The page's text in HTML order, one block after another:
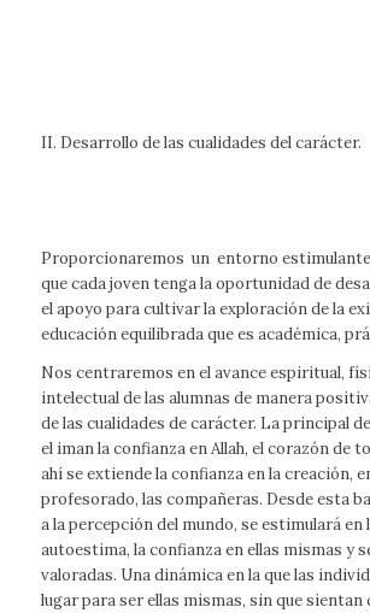
II. Desarrollo de las cualidades del carácter.
Proporcionaremos un entorno estimulante
que cada joven tenga la oportunidad de
el apoyo para cultivar la exploración de la
educación equilibrada que es académica,
Nos centraremos en el avance espiritual,
intelectual de las alumnas de manera
de las cualidades de carácter. La principal
el imanla confianza en Allah, el corazón de
ahí se extiende la confianza en la creación,
profesorado, las compañeras. Desde esta
a la percepción del mundo, se estimulará en
autoestima, la confianza en ellas mismas y
valoradas. Una dinámica en la que las
lugar para ser ellas mismas, sin que sientan